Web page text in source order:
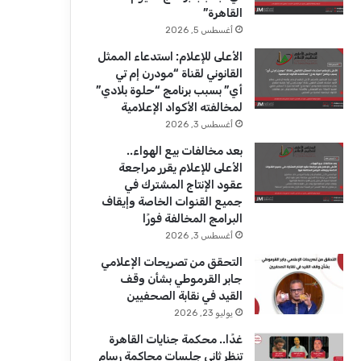
e
ا
م
القاهرة”
أغسطس 5, 2026
الأعلى للإعلام: استدعاء الممثل
القانوني لقناة “مودرن إم تي
أي” بسبب برنامج “حلوة بلادي”
لمخالفته الأكواد الإعلامية
أغسطس 3, 2026
بعد مخالفات بيع الهواء..
الأعلى للإعلام يقرر مراجعة
عقود الإنتاج المشترك في
جميع القنوات الخاصة وإيقاف
البرامج المخالفة فورًا
أغسطس 3, 2026
التحقق من تصريحات الإعلامي
جابر القرموطي بشأن وقف
القيد في نقابة الصحفيين
يوليو 23, 2026
غدًا.. محكمة جنايات القاهرة
تنظر ثاني جلسات محاكمة رسام